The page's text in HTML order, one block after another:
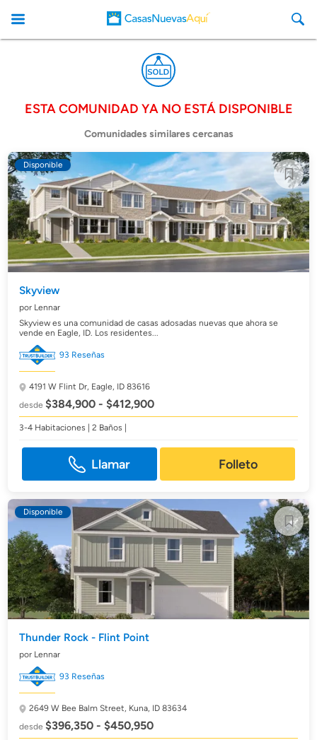
ESTA COMUNIDAD YA NO ESTÁ DISPONIBLE
Comunidades similares cercanas
Disponible
Skyview
por Lennar
Skyview es una comunidad de casas adosadas nuevas que ahora se
vende en Eagle, ID. Los residentes...
93 Reseñas
4191 W Flint Dr, Eagle, ID 83616
desde$384,900 - $412,900
3-4 Habitaciones | 2 Baños |
Llamar Folleto
Disponible
Thunder Rock - Flint Point
por Lennar
93 Reseñas
2649 W Bee Balm Street, Kuna, ID 83634
desde$396,350 - $450,950